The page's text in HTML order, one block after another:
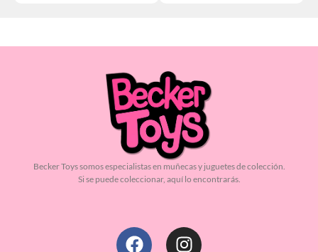
Becker Toys somos especialistas en muñecas y juguetes de colección.
Si se puede coleccionar, aquí lo encontrarás.